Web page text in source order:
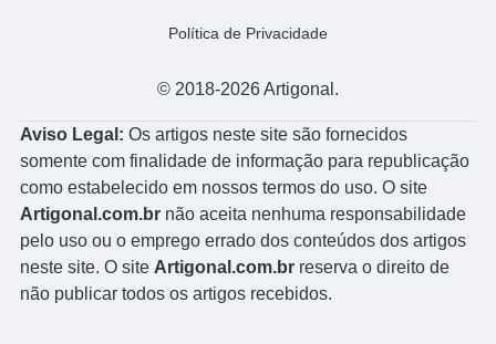
© 2018-2026 Artigonal.
Política de Privacidade
Aviso Legal: Os artigos neste site são fornecidos
somente com finalidade de informação para republicação
como estabelecido em nossos termos do uso. O site
Artigonal.com.br não aceita nenhuma responsabilidade
pelo uso ou o emprego errado dos conteúdos dos artigos
neste site. O site Artigonal.com.br reserva o direito de
não publicar todos os artigos recebidos.